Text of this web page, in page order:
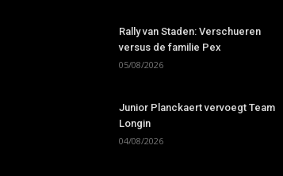
Rally van Staden: Verschueren
versus de familie Pex
05/08/2026
Junior Planckaert vervoegt Team
Longin
04/08/2026